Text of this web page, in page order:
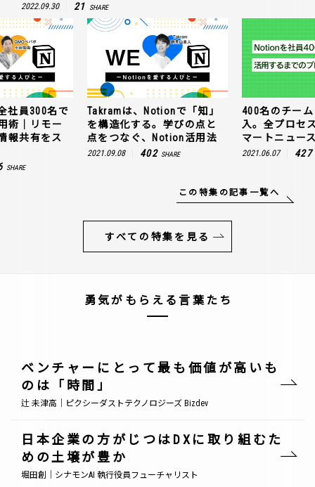
2022.09.30 21 SHARE
社員300名で
術｜リモー
報共有をス
SHARE
Takramは、Notionで「知」
を構造化する。学びの点と
点をつなぐ、Notion活用法
2021.09.08 402 SHARE
400名のチー
入。全プロセ
マートニュー
2021.06.07 427
この特集の記事一覧へ
すべての特集を見る
勇気がもらえる言葉たち
ベンチャーにとって最も価値が高いも
のは「時間」
辻 未津高｜ピクシーダストテクノロジーズ Bizdev
日本企業の方がじつはDXに取り組むた
めの土壌が豊か
堀田創｜シナモンAI 執行役員フューチャリスト